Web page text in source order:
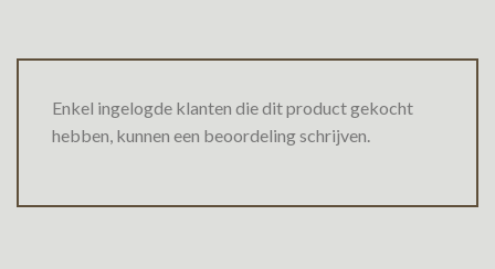
Enkel ingelogde klanten die dit product gekocht
hebben, kunnen een beoordeling schrijven.